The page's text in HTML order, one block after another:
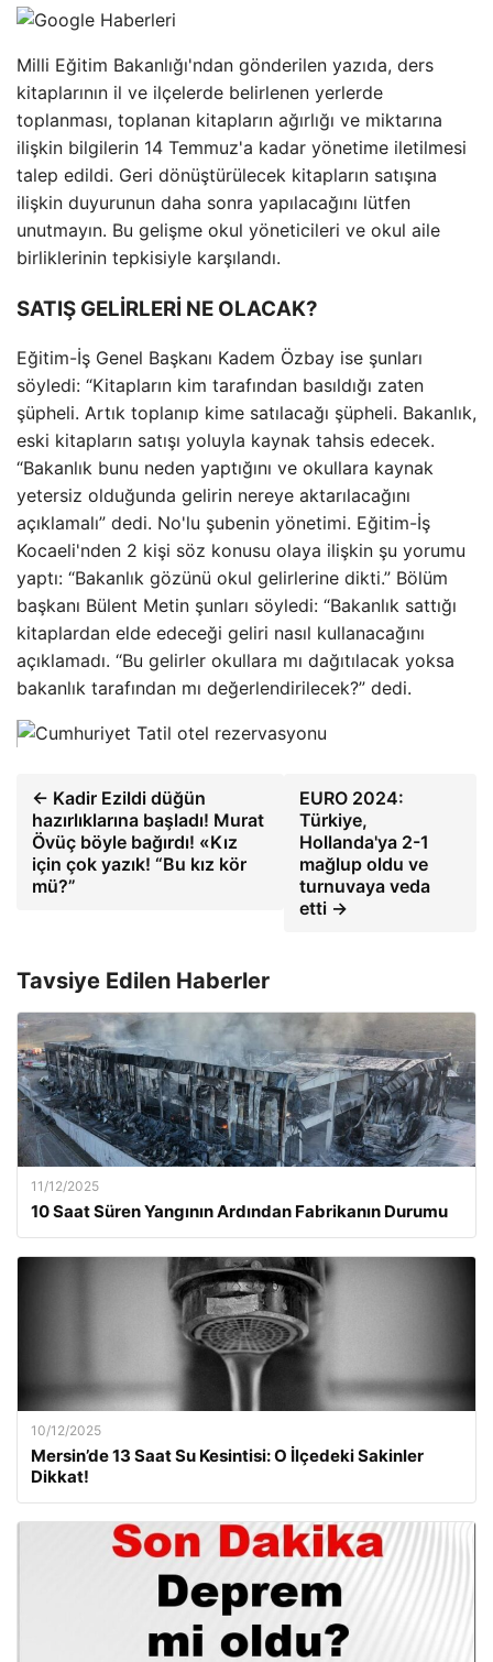
Milli Eğitim Bakanlığı'ndan gönderilen yazıda, ders
kitaplarının il ve ilçelerde belirlenen yerlerde
toplanması, toplanan kitapların ağırlığı ve miktarına
ilişkin bilgilerin 14 Temmuz'a kadar yönetime iletilmesi
talep edildi. Geri dönüştürülecek kitapların satışına
ilişkin duyurunun daha sonra yapılacağını lütfen
unutmayın. Bu gelişme okul yöneticileri ve okul aile
birliklerinin tepkisiyle karşılandı.
SATIŞ GELİRLERİ NE OLACAK?
Eğitim-İş Genel Başkanı Kadem Özbay ise şunları
söyledi: “Kitapların kim tarafından basıldığı zaten
şüpheli. Artık toplanıp kime satılacağı şüpheli. Bakanlık,
eski kitapların satışı yoluyla kaynak tahsis edecek.
“Bakanlık bunu neden yaptığını ve okullara kaynak
yetersiz olduğunda gelirin nereye aktarılacağını
açıklamalı” dedi. No'lu şubenin yönetimi. Eğitim-İş
Kocaeli'nden 2 kişi söz konusu olaya ilişkin şu yorumu
yaptı: “Bakanlık gözünü okul gelirlerine dikti.” Bölüm
başkanı Bülent Metin şunları söyledi: “Bakanlık sattığı
kitaplardan elde edeceği geliri nasıl kullanacağını
açıklamadı. “Bu gelirler okullara mı dağıtılacak yoksa
bakanlık tarafından mı değerlendirilecek?” dedi.
← Kadir Ezildi düğün
hazırlıklarına başladı! Murat
Övüç böyle bağırdı! «Kız
için çok yazık! “Bu kız kör
mü?”
EURO 2024:
Türkiye,
Hollanda'ya 2-1
mağlup oldu ve
turnuvaya veda
etti →
Tavsiye Edilen Haberler
11/12/2025
10 Saat Süren Yangının Ardından Fabrikanın Durumu
10/12/2025
Mersin’de 13 Saat Su Kesintisi: O İlçedeki Sakinler
Dikkat!